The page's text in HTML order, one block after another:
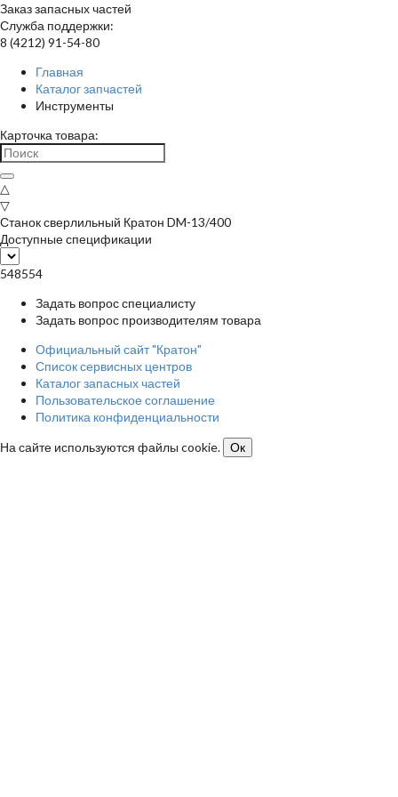
Заказ запасных частей
Служба поддержки:
8 (4212) 91-54-80
Главная
Каталог запчастей
Инструменты
Карточка товара:
△
▽
Станок сверлильный Кратон DM-13/400
Доступные спецификации
548554
Задать вопрос специалисту
Задать вопрос производителям товара
Официальный сайт "Кратон"
Список сервисных центров
Каталог запасных частей
Пользовательское соглашение
Политика конфиденциальности
На сайте используются файлы cookie.
Ок